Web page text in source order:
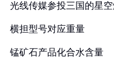
光线传媒参投三国的星
横担型号对应重量
锰矿石产品化合水含量